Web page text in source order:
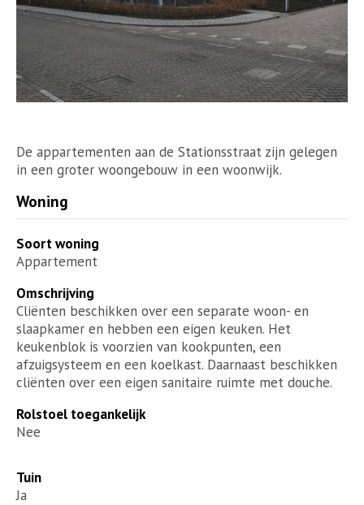
De appartementen aan de Stationsstraat zijn gelegen
in een groter woongebouw in een woonwijk.
Woning
Soort woning
Appartement
Omschrijving
Cliënten beschikken over een separate woon- en
slaapkamer en hebben een eigen keuken. Het
keukenblok is voorzien van kookpunten, een
afzuigsysteem en een koelkast. Daarnaast beschikken
cliënten over een eigen sanitaire ruimte met douche.
Rolstoel toegankelijk
Nee
Tuin
Ja